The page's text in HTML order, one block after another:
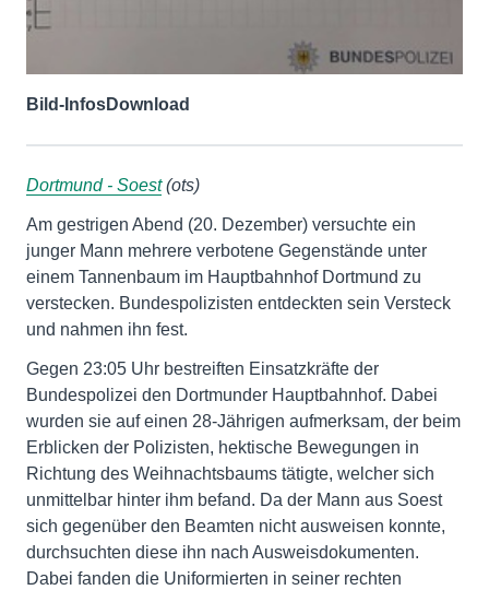
Bild-InfosDownload
Dortmund - Soest(ots)
Am gestrigen Abend (20. Dezember) versuchte ein
junger Mann mehrere verbotene Gegenstände unter
einem Tannenbaum im Hauptbahnhof Dortmund zu
verstecken. Bundespolizisten entdeckten sein Versteck
und nahmen ihn fest.
Gegen 23:05 Uhr bestreiften Einsatzkräfte der
Bundespolizei den Dortmunder Hauptbahnhof. Dabei
wurden sie auf einen 28-Jährigen aufmerksam, der beim
Erblicken der Polizisten, hektische Bewegungen in
Richtung des Weihnachtsbaums tätigte, welcher sich
unmittelbar hinter ihm befand. Da der Mann aus Soest
sich gegenüber den Beamten nicht ausweisen konnte,
durchsuchten diese ihn nach Ausweisdokumenten.
Dabei fanden die Uniformierten in seiner rechten